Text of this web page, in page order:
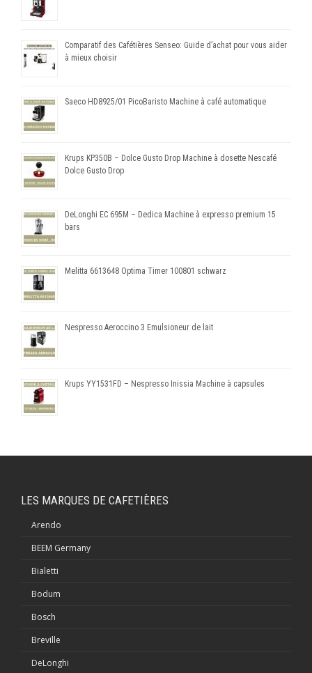
Comparatif des Cafétières Senseo: Guide d’achat pour vous aider
à mieux choisir
Saeco HD8925/01 PicoBaristo Machine à café automatique
Krups KP350B – Dolce Gusto Drop Machine à dosette Nescafé
Dolce Gusto Drop
DeLonghi EC 695M – Dedica Machine à expresso premium 15
bars
Melitta 6613648 Optima Timer 100801 schwarz
Nespresso Aeroccino 3 Emulsioneur de lait
Krups YY1531FD – Nespresso Inissia Machine à capsules
LES MARQUES DE CAFETIÈRES
Arendo
BEEM Germany
Bialetti
Bodum
Bosch
Breville
DeLonghi